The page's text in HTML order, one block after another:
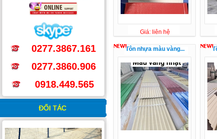
0277.3867.161
0277.3860.906
0918.449.565
ĐỐI TÁC
Giá: liên hệ
Tôn nhựa màu vàng...